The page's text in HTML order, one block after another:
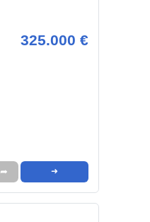
325.000 €
➦ ➜